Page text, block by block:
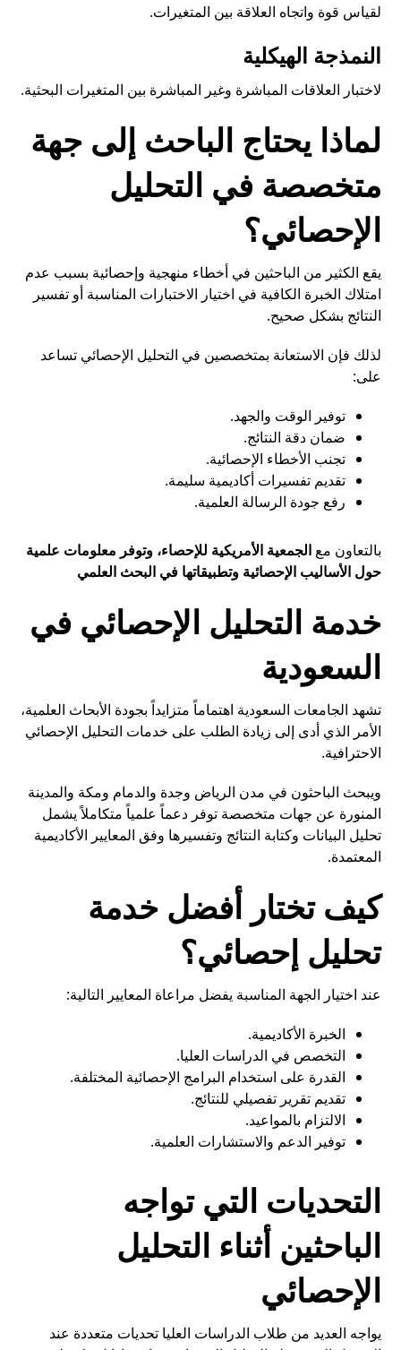
لقياس قوة واتجاه العلاقة بين المتغيرات.
النمذجة الهيكلية
لاختبار العلاقات المباشرة وغير المباشرة بين المتغيرات البحثية.
لماذا يحتاج الباحث إلى جهة
متخصصة في التحليل
الإحصائي؟
يقع الكثير من الباحثين في أخطاء منهجية وإحصائية بسبب عدم
امتلاك الخبرة الكافية في اختيار الاختبارات المناسبة أو تفسير
النتائج بشكل صحيح.
لذلك فإن الاستعانة بمتخصصين في التحليل الإحصائي تساعد
على:
توفير الوقت والجهد.
ضمان دقة النتائج.
تجنب الأخطاء الإحصائية.
تقديم تفسيرات أكاديمية سليمة.
رفع جودة الرسالة العلمية.
بالتعاون مع الجمعية الأمريكية للإحصاء، وتوفر معلومات علمية
حول الأساليب الإحصائية وتطبيقاتها في البحث العلمي
خدمة التحليل الإحصائي في
السعودية
تشهد الجامعات السعودية اهتماماً متزايداً بجودة الأبحاث العلمية،
الأمر الذي أدى إلى زيادة الطلب على خدمات التحليل الإحصائي
الاحترافية.
ويبحث الباحثون في مدن الرياض وجدة والدمام ومكة والمدينة
المنورة عن جهات متخصصة توفر دعماً علمياً متكاملاً يشمل
تحليل البيانات وكتابة النتائج وتفسيرها وفق المعايير الأكاديمية
المعتمدة.
كيف تختار أفضل خدمة
تحليل إحصائي؟
عند اختيار الجهة المناسبة يفضل مراعاة المعايير التالية:
الخبرة الأكاديمية.
التخصص في الدراسات العليا.
القدرة على استخدام البرامج الإحصائية المختلفة.
تقديم تقرير تفصيلي للنتائج.
الالتزام بالمواعيد.
توفير الدعم والاستشارات العلمية.
التحديات التي تواجه
الباحثين أثناء التحليل
الإحصائي
يواجه العديد من طلاب الدراسات العليا تحديات متعددة عند